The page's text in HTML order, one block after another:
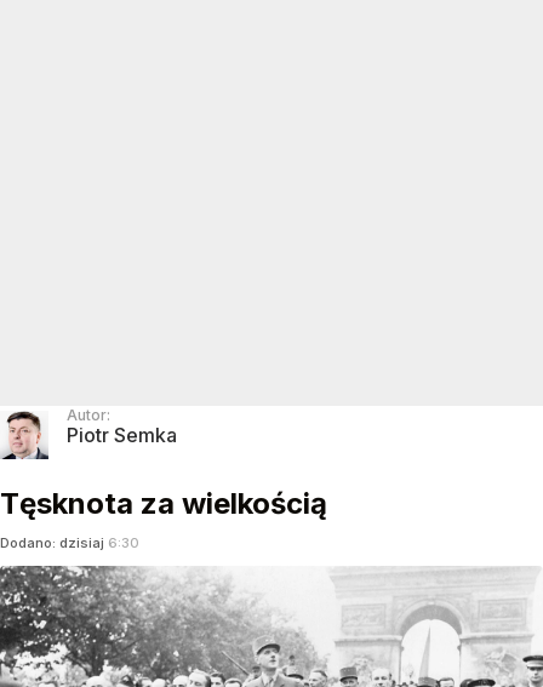
Autor:
Piotr Semka
Tęsknota za wielkością
Dodano: dzisiaj 6:30